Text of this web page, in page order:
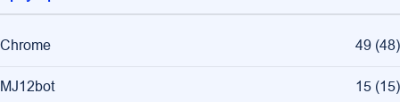
Chrome 49 (48)
MJ12bot 15 (15)